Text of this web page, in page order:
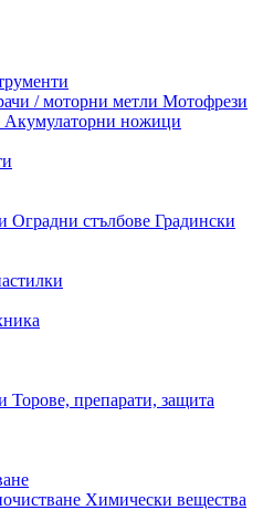
/ моторни метли Мотофрези
Акумулаторни ножици
Оградни стълбове Градински
Торове, препарати, защита
Химически вещества